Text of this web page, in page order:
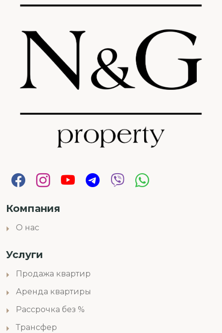
Компания
О нас
Услуги
Продажа квартир
Аренда квартиры
Рассрочка без %
Трансфер